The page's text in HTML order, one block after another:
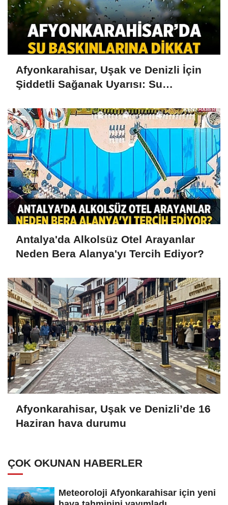
Afyonkarahisar, Uşak ve Denizli İçin
Şiddetli Sağanak Uyarısı: Su
Antalya'da Alkolsüz Otel Arayanlar
Neden Bera Alanya'yı Tercih Ediyor?
Afyonkarahisar, Uşak ve Denizli’de 16
Haziran hava durumu
ÇOK OKUNAN HABERLER
Meteoroloji Afyonkarahisar için yeni